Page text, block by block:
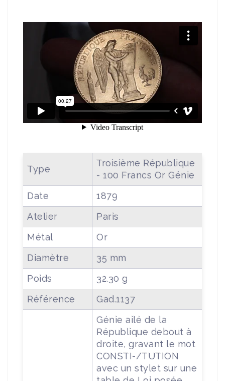
Type
Troisième République
- 100 Francs Or Génie
Date
1879
Atelier
Paris
Métal
Or
Diamètre
35 mm
Poids
32.30 g
Référence
Gad.1137
Génie ailé de la
République debout à
droite, gravant le mot
CONSTI-/TUTION
avec un stylet sur une